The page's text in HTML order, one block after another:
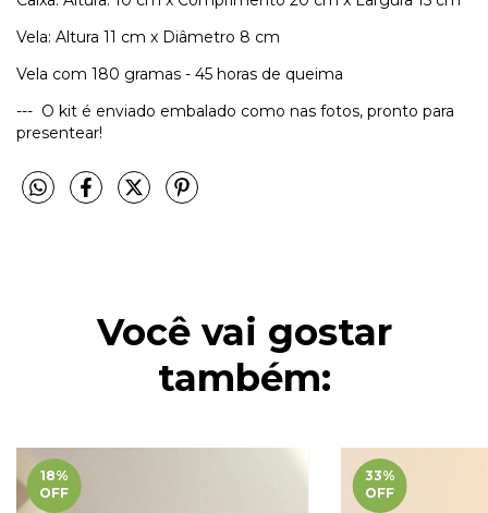
Vela: Altura 11 cm x Diâmetro 8 cm
Vela com 180 gramas - 45 horas de queima
--- O kit é enviado embalado como nas fotos, pronto para
presentear!
Você vai gostar
também:
18%
OFF
33%
OFF